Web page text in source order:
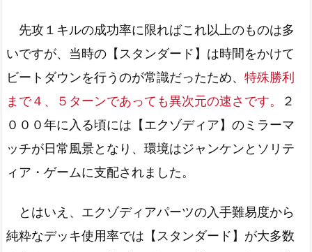
先攻１キルの成功率に限ればこれ以上のものは多
いですが、当時の【スタンダード】は時間をかけて
ビートダウンを行うのが常識だったため、 特殊勝利
まで４、５ターンであっても異次元の速さです。
２
０００年に入る頃には【エクゾディア】のミラーマ
ッチが日常風景となり、環境はジャンケンとソリテ
ィア・ゲームに支配されました。
とはいえ、エクゾディアパーツの入手難易度から
純粋なデッキ使用率では【スタンダード】が大多数